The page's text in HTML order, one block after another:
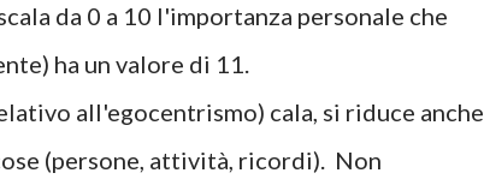
da 0 a 10 l'importanza personale che
ha un valore di 11.
all'egocentrismo) cala, si riduce anche
(persone, attività, ricordi). Non